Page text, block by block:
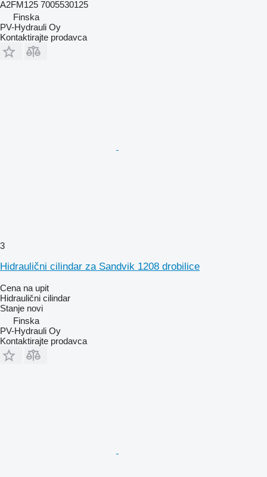
A2FM125 7005530125
Finska
PV-Hydrauli Oy
Kontaktirajte prodavca
3
Hidraulični cilindar za Sandvik 1208 drobilice
Cena na upit
Hidraulični cilindar
Stanje novi
Finska
PV-Hydrauli Oy
Kontaktirajte prodavca